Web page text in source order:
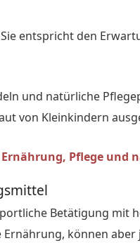
entspricht den
und natürliche
von Kleinkindern
Pflege und
Betätigung mit
können